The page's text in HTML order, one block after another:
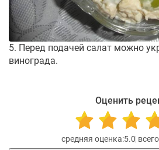
5. Перед подачей салат можно
винограда.
Оценить
5.0